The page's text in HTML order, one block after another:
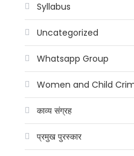
Syllabus
Uncategorized
Whatsapp Group
Women and Child
काव्य संग्रह
प्रमुख पुरस्कार